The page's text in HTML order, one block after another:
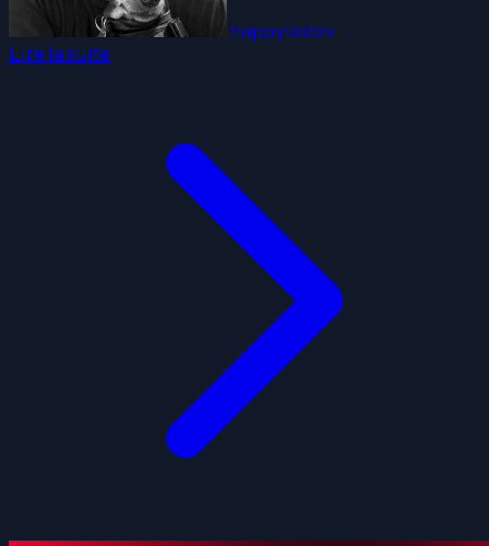
happytodev
Lire la suite